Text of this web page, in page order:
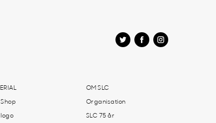
Shop
logo
OM SLC
Organisation
SLC 75 år